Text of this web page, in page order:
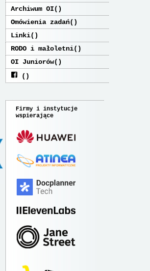
Archiwum OI
Omówienia zadań
Linki
RODO i małoletni
OI Juniorów
Firmy i instytucje
wspierające